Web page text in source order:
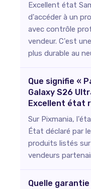
Excellent état
d'accéder à un
avec contrôle
vendeur. C'est
plus durable au
Que signifie «
Galaxy S26
Excellent état
Sur Pixmania,
État déclaré par
produits listés
vendeurs
Quelle